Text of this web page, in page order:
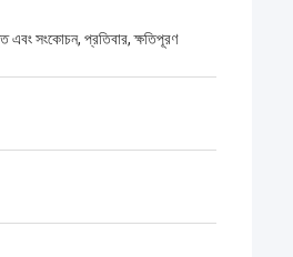
এবং সংকোচন, প্রতিবার, ক্ষতিপূরণ